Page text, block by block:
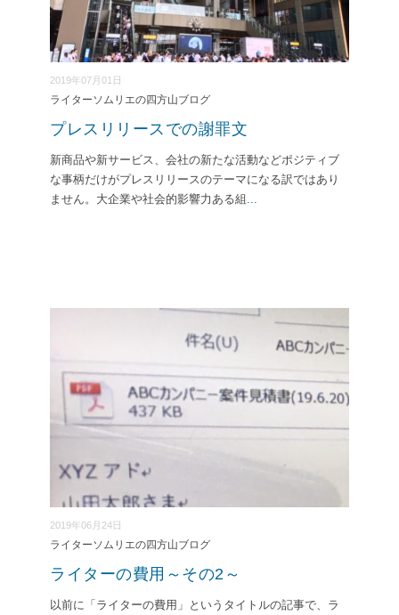
2019年07月01日
ライターソムリエの四方山ブログ
プレスリリースでの謝罪文
新商品や新サービス、会社の新たな活動などポジティブ
な事柄だけがプレスリリースのテーマになる訳ではあり
ません。大企業や社会的影響力ある組 ...
2019年06月24日
ライターソムリエの四方山ブログ
ライターの費用～その2～
以前に「ライターの費用」というタイトルの記事で、ラ